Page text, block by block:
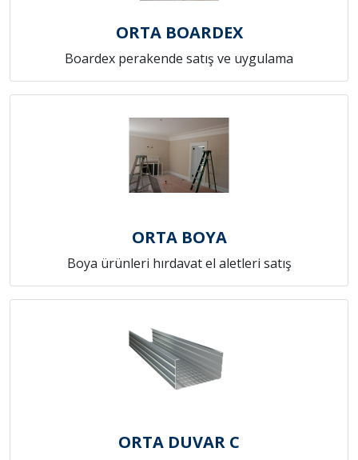
ORTA BOARDEX
Boardex perakende satış ve uygulama
ORTA BOYA
Boya ürünleri hırdavat el aletleri satış
ORTA DUVAR C